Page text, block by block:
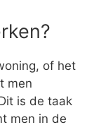
of het
men
is de taak
men in de